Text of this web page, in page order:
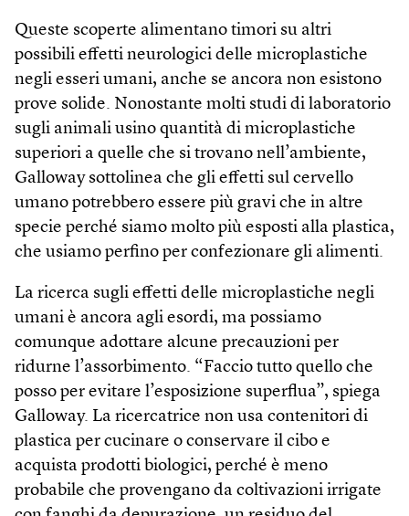
Queste scoperte alimentano timori su altri
possibili effetti neurologici delle microplastiche
negli esseri umani, anche se ancora non esistono
prove solide. Nonostante molti studi di laboratorio
sugli animali usino quantità di microplastiche
superiori a quelle che si trovano nell’ambiente,
Galloway sottolinea che gli effetti sul cervello
umano potrebbero essere più gravi che in altre
specie perché siamo molto più esposti alla plastica,
che usiamo perfino per confezionare gli alimenti.
La ricerca sugli effetti delle microplastiche negli
umani è ancora agli esordi, ma possiamo
comunque adottare alcune precauzioni per
ridurne l’assorbimento. “Faccio tutto quello che
posso per evitare l’esposizione superflua”, spiega
Galloway. La ricercatrice non usa contenitori di
plastica per cucinare o conservare il cibo e
acquista prodotti biologici, perché è meno
probabile che provengano da coltivazioni irrigate